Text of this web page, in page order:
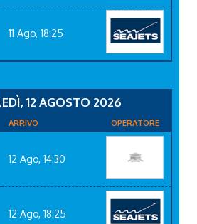
11 Ago, 18:25
12 AGOSTO 2026
ARRIVO OPERATORE
12 Ago, 14:30
12 Ago, 18:25